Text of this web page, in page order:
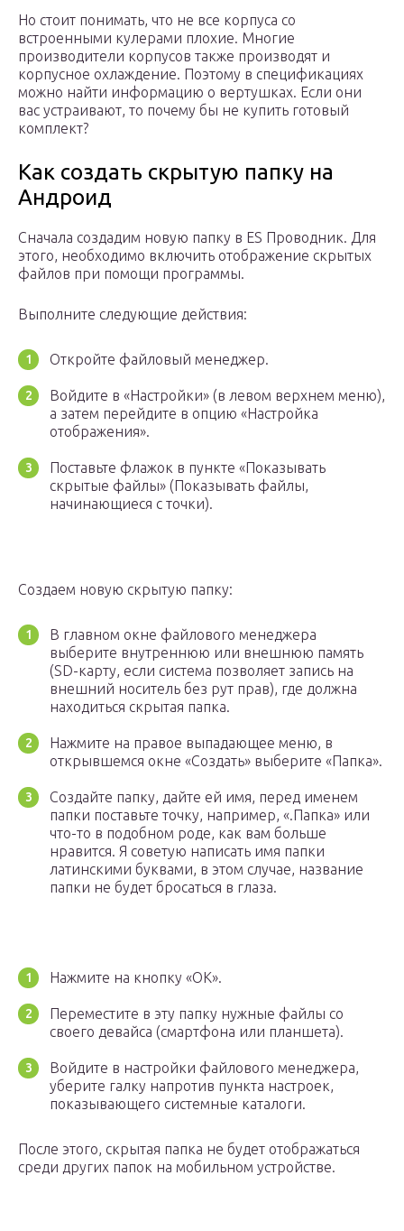
Но стоит понимать, что не все корпуса со
встроенными кулерами плохие. Многие
производители корпусов также производят и
корпусное охлаждение. Поэтому в спецификациях
можно найти информацию о вертушках. Если они
вас устраивают, то почему бы не купить готовый
комплект?
Как создать скрытую папку на
Андроид
Сначала создадим новую папку в ES Проводник. Для
этого, необходимо включить отображение скрытых
файлов при помощи программы.
Выполните следующие действия:
Откройте файловый менеджер.
Войдите в «Настройки» (в левом верхнем меню),
а затем перейдите в опцию «Настройка
отображения».
Поставьте флажок в пункте «Показывать
скрытые файлы» (Показывать файлы,
начинающиеся с точки).
Создаем новую скрытую папку:
В главном окне файлового менеджера
выберите внутреннюю или внешнюю память
(SD-карту, если система позволяет запись на
внешний носитель без рут прав), где должна
находиться скрытая папка.
Нажмите на правое выпадающее меню, в
открывшемся окне «Создать» выберите «Папка».
Создайте папку, дайте ей имя, перед именем
папки поставьте точку, например, «.Папка» или
что-то в подобном роде, как вам больше
нравится. Я советую написать имя папки
латинскими буквами, в этом случае, название
папки не будет бросаться в глаза.
Нажмите на кнопку «ОК».
Переместите в эту папку нужные файлы со
своего девайса (смартфона или планшета).
Войдите в настройки файлового менеджера,
уберите галку напротив пункта настроек,
показывающего системные каталоги.
После этого, скрытая папка не будет отображаться
среди других папок на мобильном устройстве.